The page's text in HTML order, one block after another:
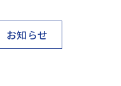
お知らせ